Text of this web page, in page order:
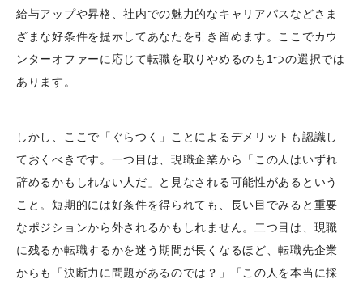
給与アップや昇格、社内での魅力的なキャリアパスなどさま
ざまな好条件を提示してあなたを引き留めます。ここでカウ
ンターオファーに応じて転職を取りやめるのも1つの選択では
あります。
しかし、ここで「ぐらつく」ことによるデメリットも認識し
ておくべきです。一つ目は、現職企業から「この人はいずれ
辞めるかもしれない人だ」と見なされる可能性があるという
こと。短期的には好条件を得られても、長い目でみると重要
なポジションから外されるかもしれません。二つ目は、現職
に残るか転職するかを迷う期間が長くなるほど、転職先企業
からも「決断力に問題があるのでは？」「この人を本当に採